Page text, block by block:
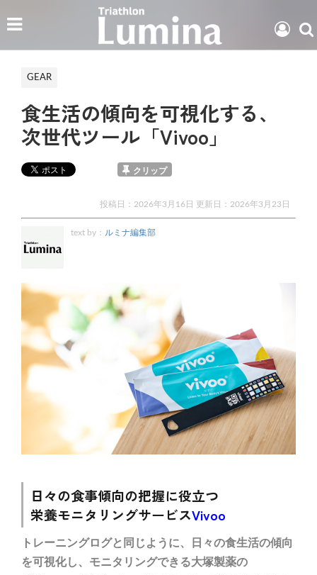
GEAR
食生活の傾向を可視化する、
次世代ツール「Vivoo」
クリップ
投稿日：2026年3月16日 更新日： 2026年3月23日
text by： ルミナ編集部
日々の食事傾向の把握に役立つ
栄養モニタリングサービスVivoo
トレーニングログと同じように、日々の食生活の傾向
を可視化し、モニタリングできる大塚製薬の